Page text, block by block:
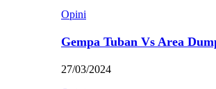
Opini
Gempa Tuban Vs Area
27/03/2024